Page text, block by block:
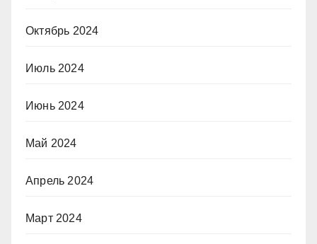
Октябрь 2024
Июль 2024
Июнь 2024
Май 2024
Апрель 2024
Март 2024